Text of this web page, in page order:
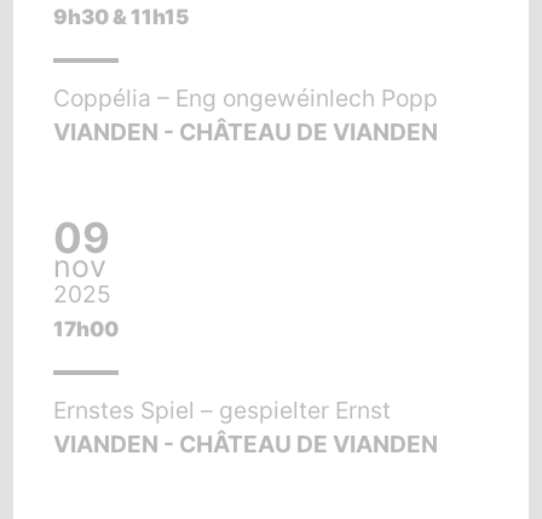
9h30 & 11h15
Coppélia – Eng ongewéinlech Popp
VIANDEN - CHÂTEAU DE VIANDEN
09
nov
2025
17h00
Ernstes Spiel – gespielter Ernst
VIANDEN - CHÂTEAU DE VIANDEN